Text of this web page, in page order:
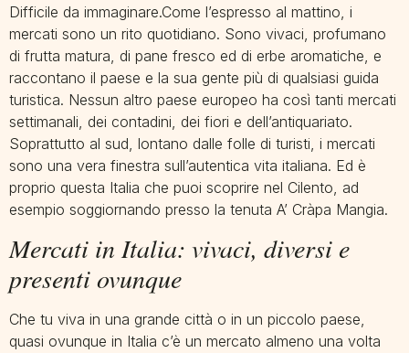
Difficile da immaginare.Come l’espresso al mattino, i
mercati sono un rito quotidiano. Sono vivaci, profumano
di frutta matura, di pane fresco ed di erbe aromatiche, e
raccontano il paese e la sua gente più di qualsiasi guida
turistica. Nessun altro paese europeo ha così tanti mercati
settimanali, dei contadini, dei fiori e dell’antiquariato.
Soprattutto al sud, lontano dalle folle di turisti, i mercati
sono una vera finestra sull’autentica vita italiana. Ed è
proprio questa Italia che puoi scoprire nel Cilento, ad
esempio soggiornando presso la tenuta A’ Cràpa Mangia.
Mercati in Italia: vivaci, diversi e
presenti ovunque
Che tu viva in una grande città o in un piccolo paese,
quasi ovunque in Italia c’è un mercato almeno una volta